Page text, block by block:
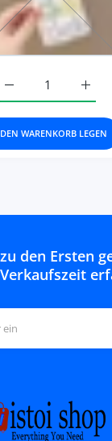
Erhöhe die
WARENKORB LEGEN
den Ersten